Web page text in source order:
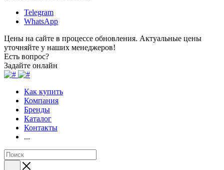
Telegram
WhatsApp
Цены на сайте в процессе обновления. Актуальные цены
уточняйте у наших менеджеров!
Есть вопрос?
Задайте онлайн
Как купить
Компания
Бренды
Каталог
Контакты
...